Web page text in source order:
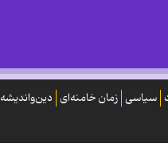
سیاسی زمان خامنه‌ای دین‌واندیشه